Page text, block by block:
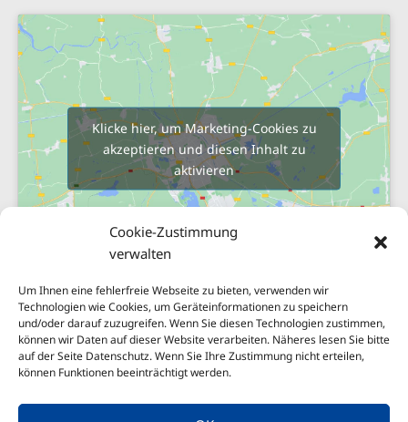
Cookie-Zustimmung
verwalten
Um Ihnen eine fehlerfreie Webseite zu bieten, verwenden wir
Technologien wie Cookies, um Geräteinformationen zu speichern
und/oder darauf zuzugreifen. Wenn Sie diesen Technologien zustimmen,
können wir Daten auf dieser Website verarbeiten. Näheres lesen Sie bitte
auf der Seite Datenschutz. Wenn Sie Ihre Zustimmung nicht erteilen,
können Funktionen beeinträchtigt werden.
Klicke hier, um Marketing-Cookies zu
akzeptieren und diesen Inhalt zu
aktivieren
Sitemap
Impressum
Datenschutzerklärung